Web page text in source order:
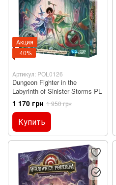
Акция
−40%
Артикул: POL0126
Dungeon Fighter in the
Labyrinth of Sinister Storms PL
1 170 грн 1 950 грн
Купить